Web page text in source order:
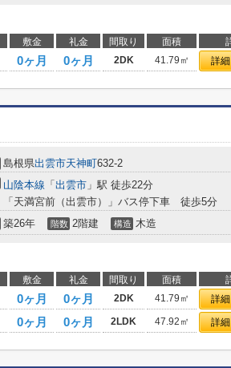
敷金 礼金 間取り 面積
0ヶ月 0ヶ月 2DK 41.79㎡ 詳
島根県出雲市天神町632-2
山陰本線 「 出雲市 」駅 徒歩22分
「天満宮前（出雲市）」バス停下車 徒歩5分
築26年 階数 2階建 構造 木造
敷金 礼金 間取り 面積
0ヶ月 0ヶ月 2DK 41.79㎡ 詳
0ヶ月 0ヶ月 2LDK 47.92㎡ 詳